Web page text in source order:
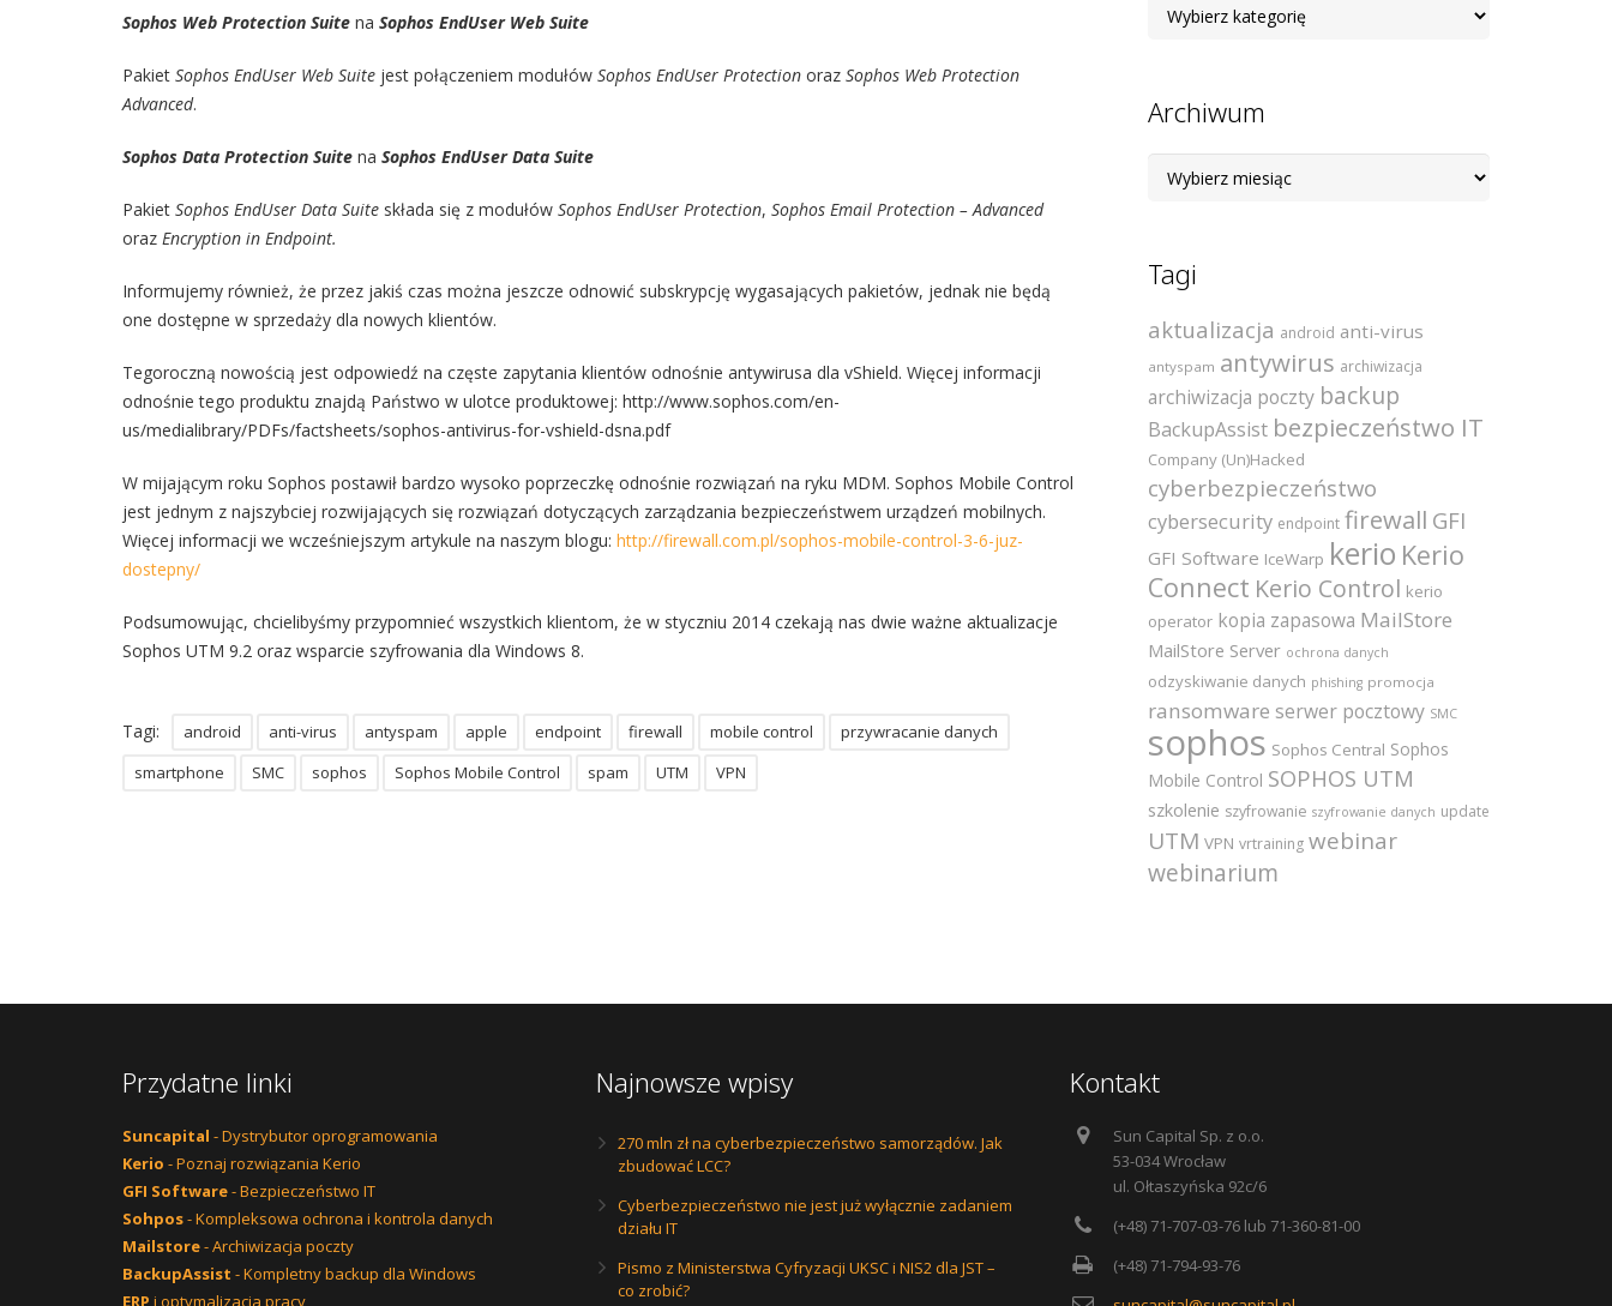
Sophos Web Protection Suite na Sophos EndUser Web Suite
Pakiet Sophos EndUser Web Suite jest połączeniem modułów Sophos EndUser Protection oraz Sophos Web Protection
Advanced.
Sophos Data Protection Suite na Sophos EndUser Data Suite
Pakiet Sophos EndUser Data Suite składa się z modułów Sophos EndUser Protection, Sophos Email Protection – Advanced
oraz Encryption in Endpoint.
Informujemy również, że przez jakiś czas można jeszcze odnowić subskrypcję wygasających pakietów, jednak nie będą
one dostępne w sprzedaży dla nowych klientów.
Tegoroczną nowością jest odpowiedź na częste zapytania klientów odnośnie antywirusa dla vShield. Więcej informacji
odnośnie tego produktu znajdą Państwo w ulotce produktowej: http://www.sophos.com/en-
us/medialibrary/PDFs/factsheets/sophos-antivirus-for-vshield-dsna.pdf
W mijającym roku Sophos postawił bardzo wysoko poprzeczkę odnośnie rozwiązań na ryku MDM. Sophos Mobile Control
jest jednym z najszybciej rozwijających się rozwiązań dotyczących zarządzania bezpieczeństwem urządzeń mobilnych.
Więcej informacji we wcześniejszym artykule na naszym blogu: http://firewall.com.pl/sophos-mobile-control-3-6-juz-
dostepny/
Podsumowując, chcielibyśmy przypomnieć wszystkich klientom, że w styczniu 2014 czekają nas dwie ważne aktualizacje
Sophos UTM 9.2 oraz wsparcie szyfrowania dla Windows 8.
Tagi: android anti-virus antyspam apple endpoint firewall mobile control
przywracanie danych
smartphone
SMC sophos Sophos Mobile Control spam UTM VPN
kategorii
Archiwum
Archiwum
Tagi
aktualizacja android anti-virus
antyspam antywirus archiwizacja
archiwizacja poczty backup
BackupAssist bezpieczeństwo IT
Company (Un)Hacked
cyberbezpieczeństwo
cybersecurity endpoint firewall GFI
GFI Software IceWarp kerio Kerio
Connect Kerio Control kerio
operator kopia zapasowa MailStore
MailStore Server ochrona danych
odzyskiwanie danych phishing promocja
ransomware serwer pocztowy SMC
sophos Sophos Central Sophos
Mobile Control SOPHOS UTM
szkolenie szyfrowanie szyfrowanie danych update
UTM VPN vrtraining webinar
webinarium
Przydatne linki
Suncapital - Dystrybutor oprogramowania
Kerio - Poznaj rozwiązania Kerio
GFI Software- Bezpieczeństwo IT
Sohpos- Kompleksowa ochrona i kontrola danych
Mailstore- Archiwizacja poczty
BackupAssist - Kompletny backup dla Windows
ERP i optymalizacja pracy
Najnowsze wpisy
270 mln zł na cyberbezpieczeństwo samorządów. Jak
zbudować LCC?
Cyberbezpieczeństwo nie jest już wyłącznie zadaniem
działu IT
Pismo z Ministerstwa Cyfryzacji UKSC i NIS2 dla JST –
co zrobić?
Kontakt
Sun Capital Sp. z o.o.
53-034 Wrocław
ul. Ołtaszyńska 92c/6
(+48) 71-707-03-76 lub 71-360-81-00
(+48) 71-794-93-76